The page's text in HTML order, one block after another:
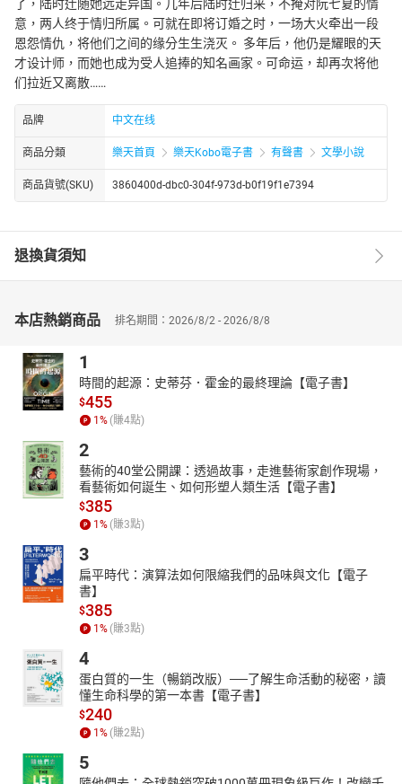
了，陆时迁随她远走异国。几年后陆时迁归来，不掩对阮七夏的情
意，两人终于情归所属。可就在即将订婚之时，一场大火牵出一段
恩怨情仇，将他们之间的缘分生生浇灭。 多年后，他仍是耀眼的天
才设计师，而她也成为受人追捧的知名画家。可命运，却再次将他
们拉近又离散……
品牌 中文在线
商品分類 樂天首頁 樂天Kobo電子書 有聲書 文學小說
商品貨號(SKU) 3860400d-dbc0-304f-973d-b0f19f1e7394
退換貨須知
本店熱銷商品 排名期間：2026/8/2 - 2026/8/8
1
時間的起源：史蒂芬．霍金的最終理論【電子書】
$455
1% (賺4點)
2
藝術的40堂公開課：透過故事，走進藝術家創作現場，
看藝術如何誕生、如何形塑人類生活【電子書】
$385
1% (賺3點)
3
扁平時代：演算法如何限縮我們的品味與文化【電子
書】
$385
1% (賺3點)
4
蛋白質的一生（暢銷改版）──了解生命活動的秘密，讀
懂生命科學的第一本書【電子書】
$240
1% (賺2點)
5